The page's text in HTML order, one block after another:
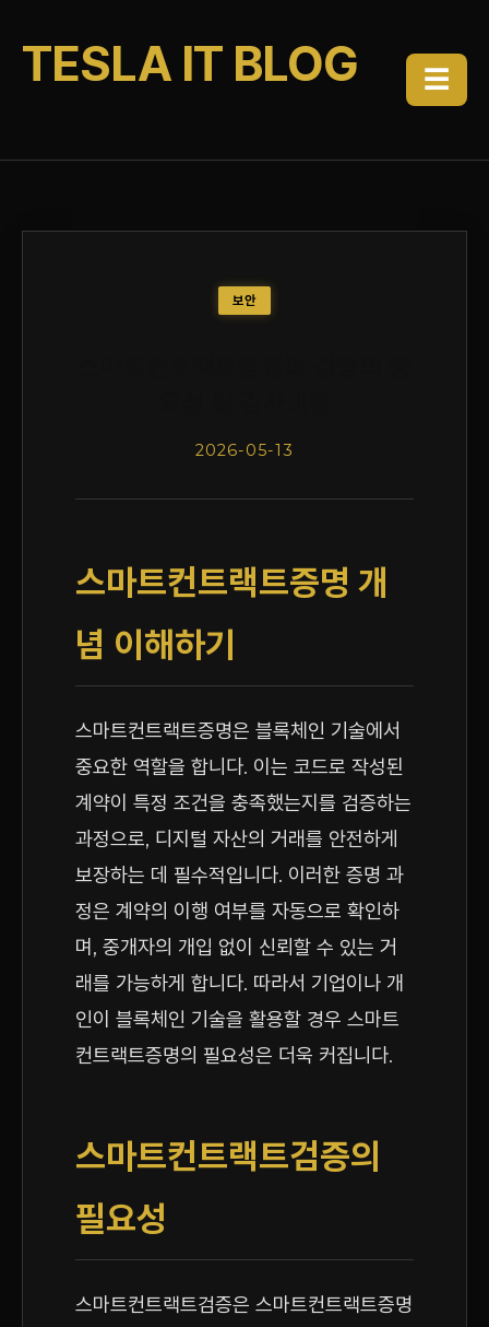
TESLA IT BLOG ☰
보안
2026-05-13
스마트컨트랙트증명 개
념 이해하기
스마트컨트랙트증명은 블록체인 기술에서
중요한 역할을 합니다. 이는 코드로 작성된
계약이 특정 조건을 충족했는지를 검증하는
과정으로, 디지털 자산의 거래를 안전하게
보장하는 데 필수적입니다. 이러한 증명 과
정은 계약의 이행 여부를 자동으로 확인하
며, 중개자의 개입 없이 신뢰할 수 있는 거
래를 가능하게 합니다. 따라서 기업이나 개
인이 블록체인 기술을 활용할 경우 스마트
컨트랙트증명의 필요성은 더욱 커집니다.
스마트컨트랙트검증의
필요성
스마트컨트랙트검증은 스마트컨트랙트증명